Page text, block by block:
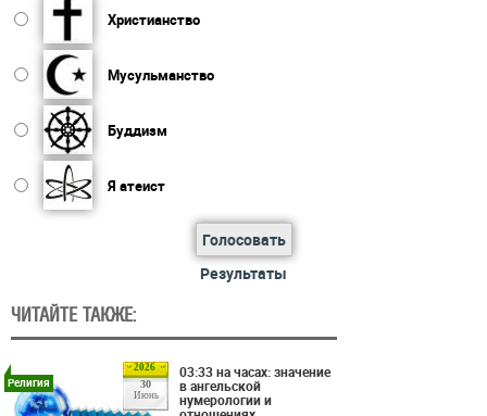
Христианство
Мусульманство
Буддизм
Я атеист
Голосовать
Результаты
ЧИТАЙТЕ ТАКЖЕ:
2026
30
Июнь
Религия
03:33 на часах: значение
в ангельской
нумерологии и